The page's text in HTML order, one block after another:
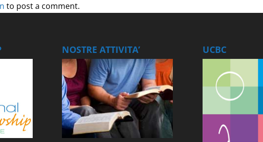
to post a comment.
NOSTRE ATTIVITA’ UCBC